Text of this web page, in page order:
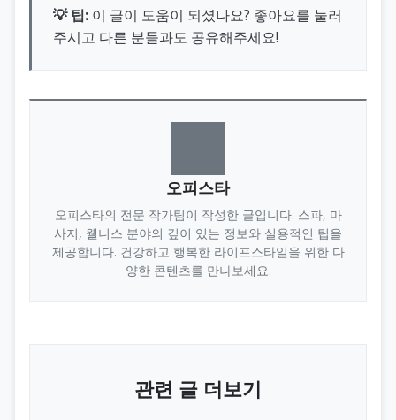
💡 팁: 이 글이 도움이 되셨나요? 좋아요를 눌러
주시고 다른 분들과도 공유해주세요!
오피스타
오피스타의 전문 작가팀이 작성한 글입니다. 스파, 마
사지, 웰니스 분야의 깊이 있는 정보와 실용적인 팁을
제공합니다. 건강하고 행복한 라이프스타일을 위한 다
양한 콘텐츠를 만나보세요.
관련 글 더보기